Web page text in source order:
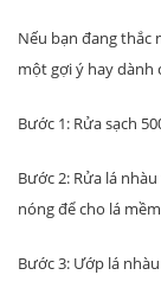
Nếu bạn đang thắc
một gợi ý hay dành
Bước 1: Rửa sạch
Bước 2: Rửa lá
nóng để cho lá
Bước 3: Ướp lá